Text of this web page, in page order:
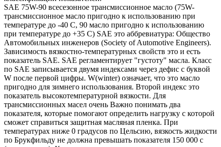
SAE 75W-90 всесезонное трансмиссионное масло (75W-
трансмиссионное масло пригодно к использованию при
температуре до -40 С, 90 масло пригодно к использованию
при температуре до +35 С) SAE это аббревиатура: Общество
Автомобильных инженеров (Society of Automotive Engineers).
Зависимость вязкостно-температурных свойств это и есть
показатель SAE. SAE регламентирует "густоту" масла. Класс
по SAE записывается двумя индексами через дефис с буквой
W после первой цифры. W(winter) означает, что это масло
пригодно для зимнего использования. Второй индекс это
показатель высокотемпературной вязкости. Для
трансмиссионных масел очень Важно понимать два
показателя, которые помогают определить нагрузку с которой
сможет справиться защитная масляная пленка. При
температурах ниже 0 градусов по Цельсию, вязкость жидкости
по Брукфильду не должна превышать показателя 150 000 с